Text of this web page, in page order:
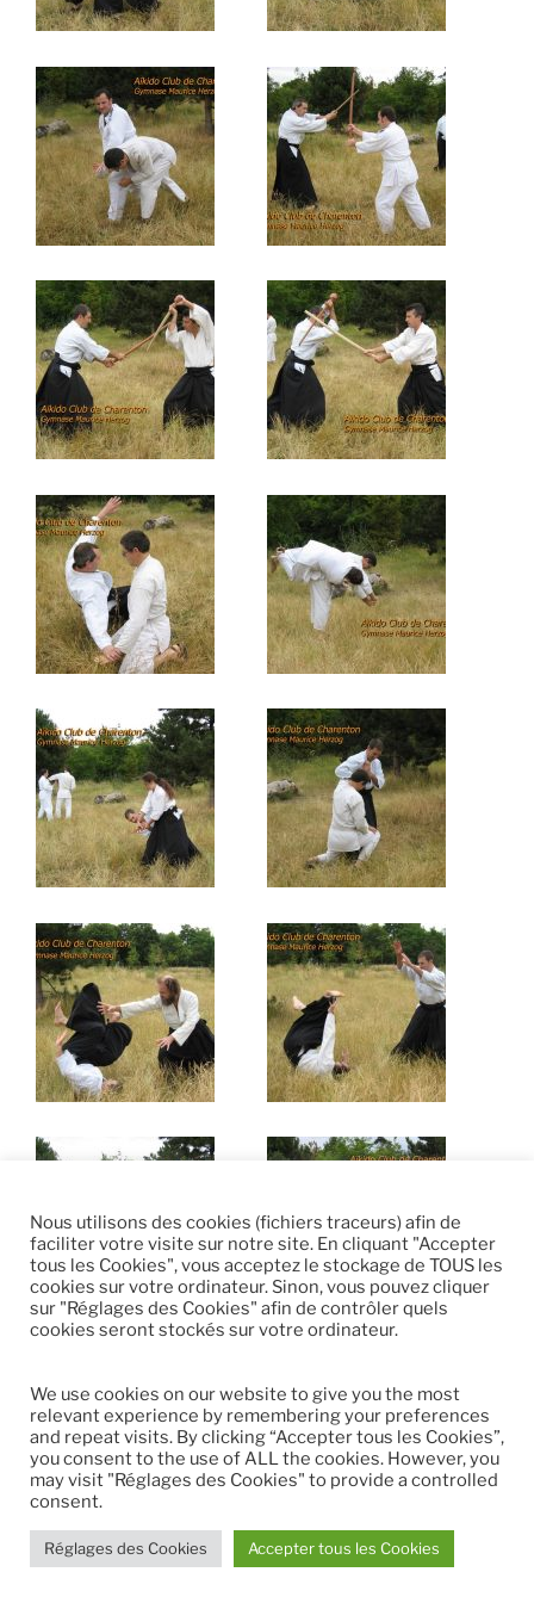
PUBLIÉ
LE
7 JUILLET 2004
Saison 2003 – 2004 (Archives)
Nous utilisons des cookies (fichiers traceurs) afin de
faciliter votre visite sur notre site. En cliquant "Accepter
tous les Cookies", vous acceptez le stockage de TOUS les
cookies sur votre ordinateur. Sinon, vous pouvez cliquer
sur "Réglages des Cookies" afin de contrôler quels
cookies seront stockés sur votre ordinateur.
We use cookies on our website to give you the most
relevant experience by remembering your preferences
and repeat visits. By clicking “Accepter tous les Cookies”,
you consent to the use of ALL the cookies. However, you
may visit "Réglages des Cookies" to provide a controlled
consent.
Réglages des Cookies Accepter tous les Cookies